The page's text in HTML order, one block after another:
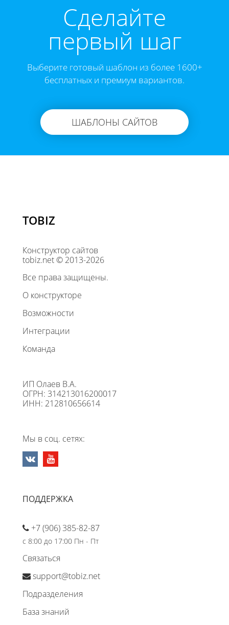
Cделайте
первый шаг
Выберите готовый шаблон из более 1600+
бесплатных и премиум вариантов.
ШАБЛОНЫ САЙТОВ
TOBIZ
Конструктор сайтов
tobiz.net © 2013-2026
Все права защищены.
О конструкторе
Возможности
Интеграции
Команда
ИП Олаев В.А.
ОГРН: 314213016200017
ИНН: 212810656614
Мы в соц. сетях:
ПОДДЕРЖКА
+7 (906) 385-82-87
с 8:00 до 17:00 Пн - Пт
Связаться
support@tobiz.net
Подразделения
База знаний